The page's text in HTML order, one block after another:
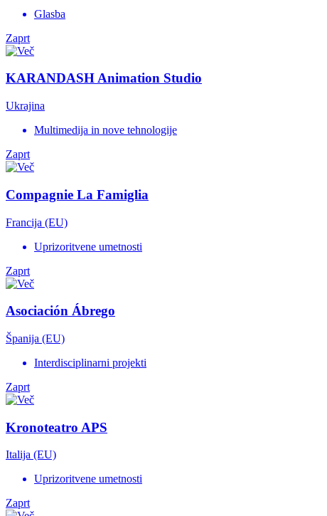
Glasba
Zaprt
KARANDASH Animation Studio
Ukrajina
Multimedija in nove tehnologije
Zaprt
Compagnie La Famiglia
Francija (EU)
Uprizoritvene umetnosti
Zaprt
Asociación Ábrego
Španija (EU)
Interdisciplinarni projekti
Zaprt
Kronoteatro APS
Italija (EU)
Uprizoritvene umetnosti
Zaprt